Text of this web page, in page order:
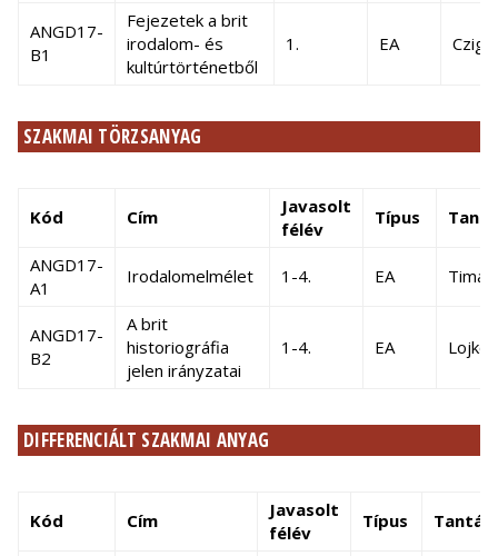
ANGD17-
B1
Fejezetek a brit
irodalom- és
kultúrtörténetből
1. EA
SZAKMAI TÖRZSANYAG
Kód Cím
Javasolt
félév
Típus
ANGD17-
A1
Irodalomelmélet 1-4. EA
ANGD17-
B2
A brit
historiográfia
jelen irányzatai
1-4. EA Lojkó
DIFFERENCIÁLT SZAKMAI ANYAG
Kód Cím
Javasolt
félév
Típus